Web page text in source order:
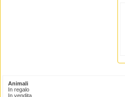
Animali
In regalo
In vendita